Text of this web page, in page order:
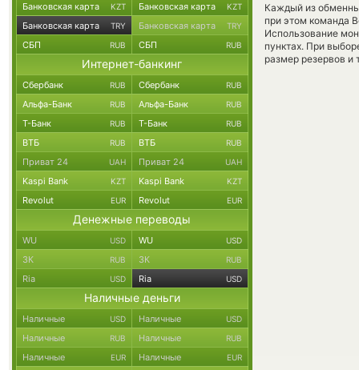
Каждый из
при этом команда
Использование
пунктах. При
размер резервов и
Банковская карта KZT Банковская карта KZT
Банковская карта TRY Банковская карта TRY
СБП RUB СБП RUB
Интернет-банкинг
Сбербанк RUB Сбербанк RUB
Альфа-Банк RUB Альфа-Банк RUB
Т-Банк RUB Т-Банк RUB
ВТБ RUB ВТБ RUB
Приват 24 UAH Приват 24 UAH
Kaspi Bank KZT Kaspi Bank KZT
Revolut EUR Revolut EUR
Денежные переводы
WU USD WU USD
ЗК RUB ЗК RUB
Ria USD Ria USD
Наличные деньги
Наличные USD Наличные USD
Наличные RUB Наличные RUB
Наличные EUR Наличные EUR